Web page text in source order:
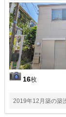
16枚
2019年12月築の築